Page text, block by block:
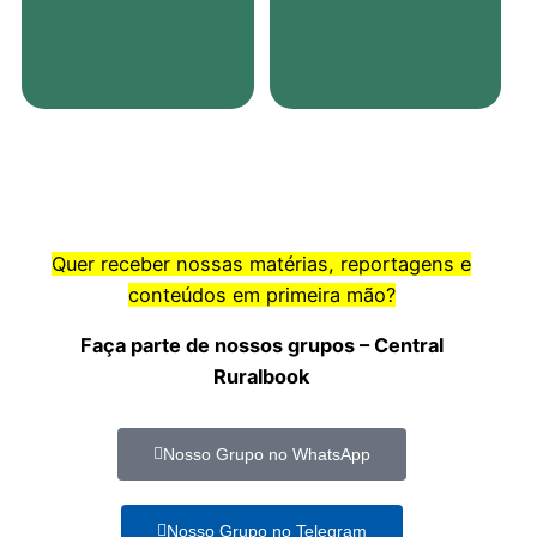
Quer receber nossas matérias, reportagens e
conteúdos em primeira mão?
Faça parte de nossos grupos – Central
Ruralbook
Nosso Grupo no WhatsApp
Nosso Grupo no Telegram